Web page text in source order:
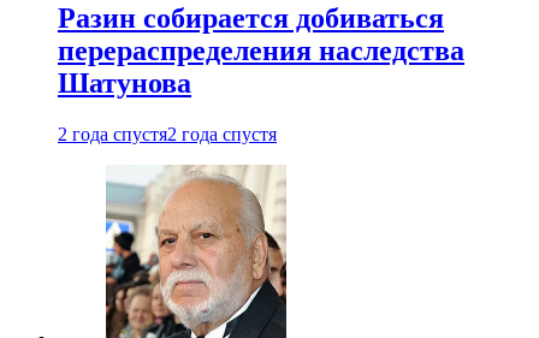
Разин собирается добиваться
перераспределения наследства
Шатунова
2 года спустя2 года спустя